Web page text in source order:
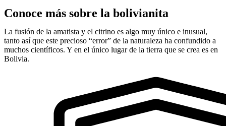
Conoce más sobre la bolivianita
La fusión de la amatista y el citrino es algo muy único e inusual,
tanto así que este precioso “error” de la naturaleza ha confundido a
muchos científicos. Y en el único lugar de la tierra que se crea es en
Bolivia.